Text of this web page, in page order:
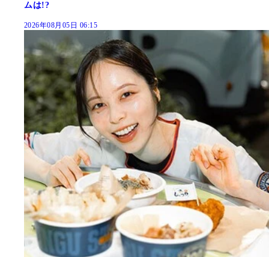
ムは!?
2026年08月05日 06:15